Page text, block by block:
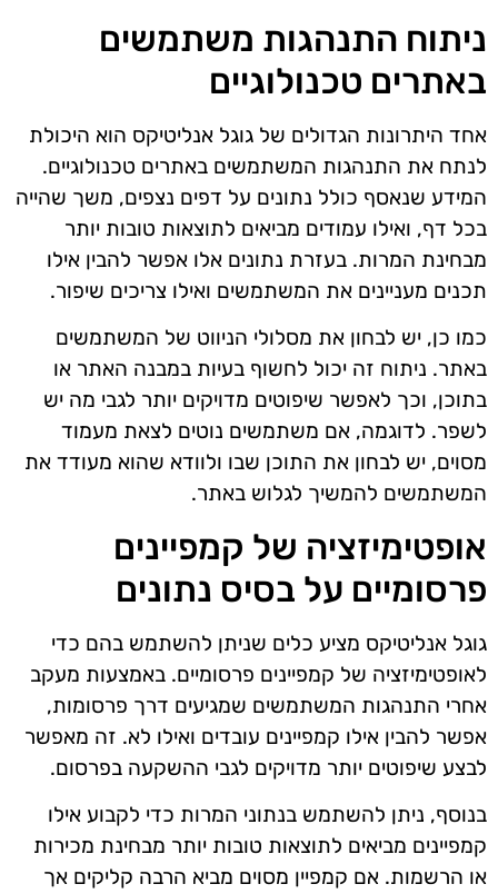
ניתוח התנהגות משתמשים
באתרים טכנולוגיים
אחד היתרונות הגדולים של גוגל אנליטיקס הוא היכולת
לנתח את התנהגות המשתמשים באתרים טכנולוגיים.
המידע שנאסף כולל נתונים על דפים נצפים, משך שהייה
בכל דף, ואילו עמודים מביאים לתוצאות טובות יותר
מבחינת המרות. בעזרת נתונים אלו אפשר להבין אילו
תכנים מעניינים את המשתמשים ואילו צריכים שיפור.
כמו כן, יש לבחון את מסלולי הניווט של המשתמשים
באתר. ניתוח זה יכול לחשוף בעיות במבנה האתר או
בתוכן, וכך לאפשר שיפוטים מדויקים יותר לגבי מה יש
לשפר. לדוגמה, אם משתמשים נוטים לצאת מעמוד
מסוים, יש לבחון את התוכן שבו ולוודא שהוא מעודד את
המשתמשים להמשיך לגלוש באתר.
אופטימיזציה של קמפיינים
פרסומיים על בסיס נתונים
גוגל אנליטיקס מציע כלים שניתן להשתמש בהם כדי
לאופטימיזציה של קמפיינים פרסומיים. באמצעות מעקב
אחרי התנהגות המשתמשים שמגיעים דרך פרסומות,
אפשר להבין אילו קמפיינים עובדים ואילו לא. זה מאפשר
לבצע שיפוטים יותר מדויקים לגבי ההשקעה בפרסום.
בנוסף, ניתן להשתמש בנתוני המרות כדי לקבוע אילו
קמפיינים מביאים לתוצאות טובות יותר מבחינת מכירות
או הרשמות. אם קמפיין מסוים מביא הרבה קליקים אך